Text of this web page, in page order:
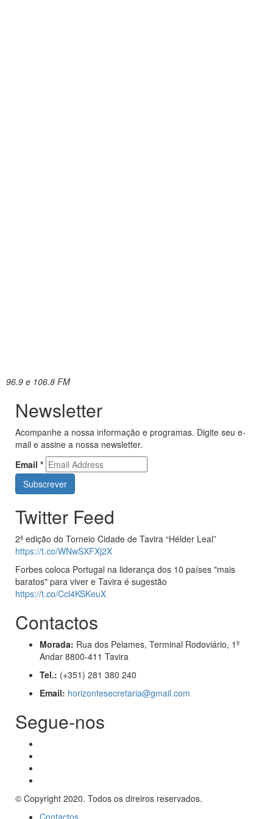
96.9 e 106.8 FM
Newsletter
Acompanhe a nossa informação e programas. Digite seu e-
mail e assine a nossa newsletter.
Email *
Twitter Feed
2ª edição do Torneio Cidade de Tavira “Hélder Leal”
https://t.co/WNwSXFXj2X
Forbes coloca Portugal na liderança dos 10 países "mais
baratos" para viver e Tavira é sugestão
https://t.co/Ccl4KSKeuX
Contactos
Morada: Rua dos Pelames, Terminal Rodoviário, 1º
Andar 8800-411 Tavira
Tel.: (+351) 281 380 240
Email: horizontesecretaria@gmail.com
Segue-nos
© Copyright 2020. Todos os direiros reservados.
Contactos